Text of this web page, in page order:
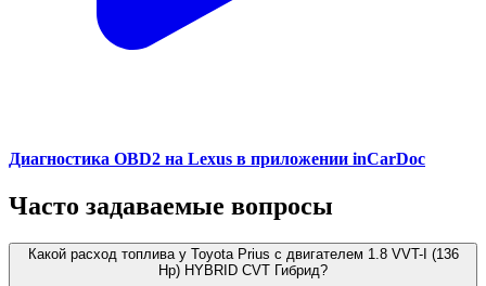
Диагностика OBD2 на Lexus в приложении inCarDoc
Часто задаваемые вопросы
Какой расход топлива у Toyota Prius с двигателем 1.8 VVT-I (136
Hp) HYBRID CVT Гибрид?